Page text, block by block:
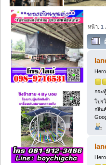
หน้า: 1
สำ
กระ
โปร
กสิน